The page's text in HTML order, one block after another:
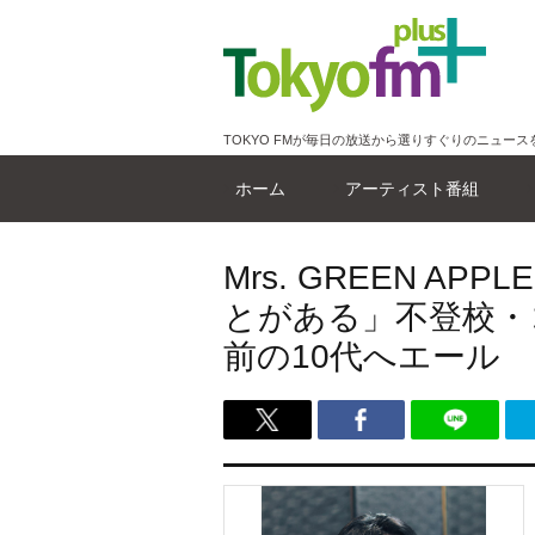
TOKYO FMが毎日の放送から選りすぐりのニュース
ホーム アーティスト番組
Mrs. GREEN
とがある」不登校
前の10代へエール